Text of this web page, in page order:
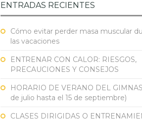
ENTRADAS RECIENTES
Cómo evitar perder masa muscular
las vacaciones
ENTRENAR CON CALOR: RIESGOS,
PRECAUCIONES Y CONSEJOS
HORARIO DE VERANO DEL
de julio hasta el 15 de septiembre)
CLASES DIRIGIDAS O